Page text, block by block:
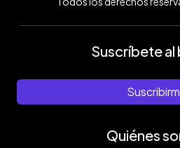
Suscríbete al
Quiénes